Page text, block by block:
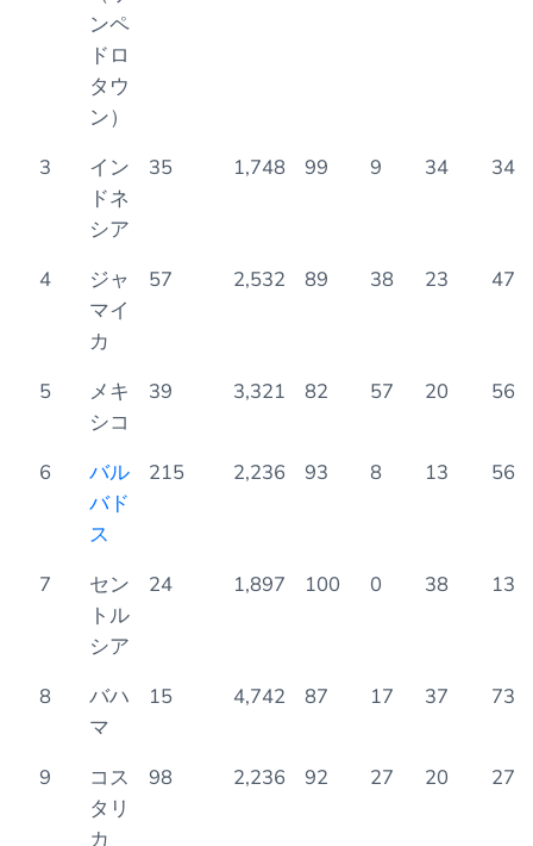
ンペ
ドロ
タウ
ン）
3
イン
ドネ
シア
35 1,748 99 9 34 34
4
ジャ
マイ
カ
57 2,532 89 38 23 47
5
メキ
シコ
39 3,321 82 57 20 56
6
バル
バド
ス
215 2,236 93 8 13 56
7
セン
トル
シア
24 1,897 100 0 38 13
8
バハ
マ
15 4,742 87 17 37 73
9
コス
タリ
カ
98 2,236 92 27 20 27